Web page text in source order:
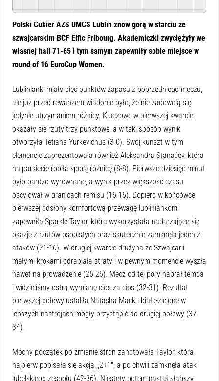
Polski Cukier AZS UMCS Lublin znów górą w starciu ze
szwajcarskim BCF Elfic Fribourg. Akademiczki zwyciężyły we
własnej hali 71-65 i tym samym zapewniły sobie miejsce w
round of 16 EuroCup Women.
Lublinianki miały pięć punktów zapasu z poprzedniego meczu,
ale już przed rewanżem wiadome było, że nie zadowolą się
jedynie utrzymaniem różnicy. Kluczowe w pierwszej kwarcie
okazały się rzuty trzy punktowe, a w taki sposób wynik
otworzyła Tetiana Yurkevichus (3-0). Swój kunszt w tym
elemencie zaprezentowała również Aleksandra Stanaćev, która
na parkiecie robiła sporą różnicę (8-8). Pierwsze dziesięć minut
było bardzo wyrównane, a wynik przez większość czasu
oscylował w granicach remisu (16-16). Dopiero w końcówce
pierwszej odsłony komfortową przewagę lubliniankom
zapewniła Sparkle Taylor, która wykorzystała nadarzające się
okazje z rzutów osobistych oraz skutecznie zamknęła jeden z
ataków (21-16). W drugiej kwarcie drużyna ze Szwajcarii
małymi krokami odrabiała straty i w pewnym momencie wyszła
nawet na prowadzenie (25-26). Mecz od tej pory nabrał tempa
i widzieliśmy ostrą wymianę cios za cios (32-31). Rezultat
pierwszej połowy ustaliła Natasha Mack i biało-zielone w
lepszych nastrojach mogły przystąpić do drugiej połowy (37-
34).
Mocny początek po zmianie stron zanotowała Taylor, która
najpierw popisała się akcją ,,2+1″, a po chwili zamknęła atak
lubelskiego zespołu (42-36). Niestety potem nastał słabszy